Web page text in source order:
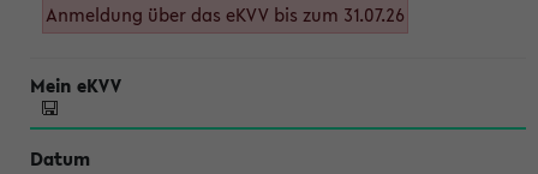
Anmeldung über das eKVV bis zum 31.07.26